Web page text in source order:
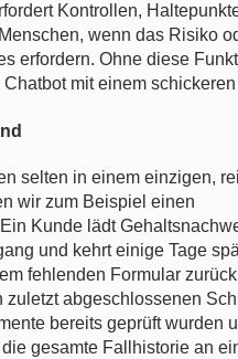
Kontrollen,
wenn das Risiko
erfordern. Ohne diese
mit einem
selten in einem einzigen,
wir zum Beispiel einen
Kunde lädt
und kehrt einige Tage
fehlenden Formular
zuletzt abgeschlossenen
bereits geprüft wurden
gesamte Fallhistorie an